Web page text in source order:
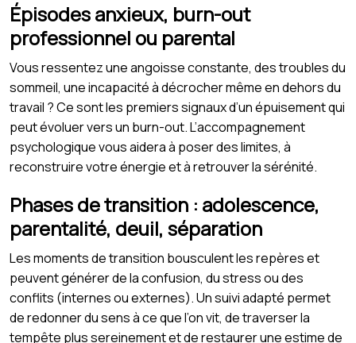
Épisodes anxieux, burn-out
professionnel ou parental
Vous ressentez une angoisse constante, des troubles du
sommeil, une incapacité à décrocher même en dehors du
travail ? Ce sont les premiers signaux d’un épuisement qui
peut évoluer vers un burn-out. L’accompagnement
psychologique vous aidera à poser des limites, à
reconstruire votre énergie et à retrouver la sérénité.
Phases de transition : adolescence,
parentalité, deuil, séparation
Les moments de transition bousculent les repères et
peuvent générer de la confusion, du stress ou des
conflits (internes ou externes). Un suivi adapté permet
de redonner du sens à ce que l’on vit, de traverser la
tempête plus sereinement et de restaurer une estime de